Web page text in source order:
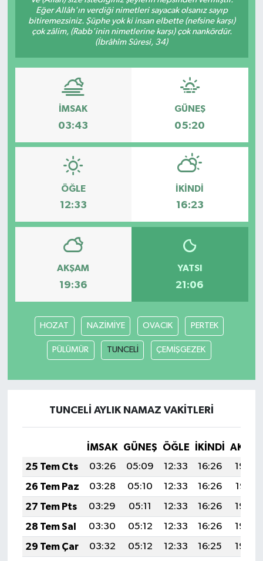
Eğer Allâh'ın verdiği nimetleri sayacak olsanız sayıp
bitiremezsiniz. Şüphe yok ki insan elbette (nefsine karşı)
çok zâlim, (Rabb'inin nimetlerine karşı) çok nankördür.
(İbrâhîm Sûresi, 34)
İMSAK
03:43
GÜNEŞ
05:20
ÖĞLE
12:33
İKINDI
16:23
AKŞAM
19:36
YATSI
21:06
HOZAT NAZİMİYE OVACIK PERTEK
PÜLÜMÜR TUNCELİ ÇEMİŞGEZEK
TUNCELİ AYLIK NAMAZ VAKITLERI
İMSAK GÜNEŞ ÖĞLE İKINDI
25 Tem Cts
03:26 05:09 12:33 16:26
19:48
26 Tem Paz
03:28 05:10 12:33 16:26
19:47
27 Tem Pts
03:29 05:11 12:33 16:26
19:46
28 Tem Sal
03:30 05:12 12:33 16:26
19:45
29 Tem Çar
03:32 05:12 12:33 16:25
19:44
Haberde İnsan
Magazin
Manşet Altı
Manşetler
Resmi İlan
Sağlık
Teknoloji
Yaşam
KAHRAMANMARAŞ